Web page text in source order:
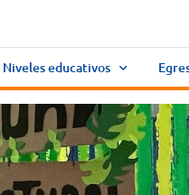
Niveles educativos